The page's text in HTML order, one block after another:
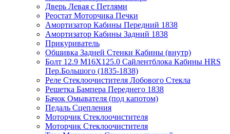
Дверь Левая с Петлями
Реостат Моторчика Печки
Амортизатор Кабины Передний 1838
Амортизатор Кабины Задний 1838
Прикуриватель
Обшивка Задней Стенки Кабины (внутр)
Болт 12.9 M16X125.0 Сайлентблока Кабины HRS
Пер.Большого (1835-1838)
Реле Стеклоочистителя Лобового Стекла
Решетка Бампера Переднего 1838
Бачок Омывателя (под капотом)
Педаль Сцепления
Моторчик Стеклоочистителя
Моторчик Стеклоочистителя